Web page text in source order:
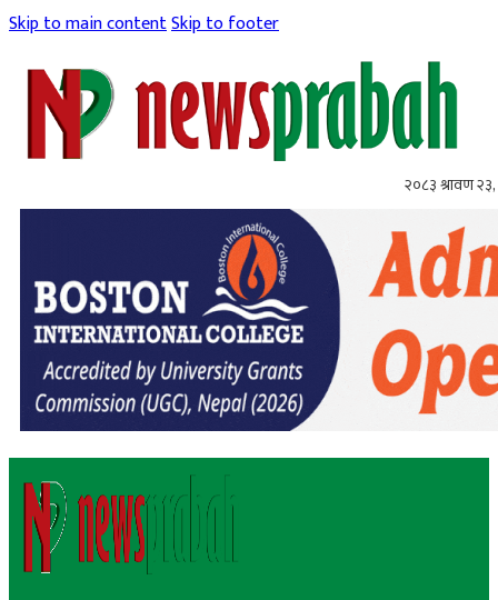
Skip to main contentSkip to footer
२०८३ श्रावण २३,